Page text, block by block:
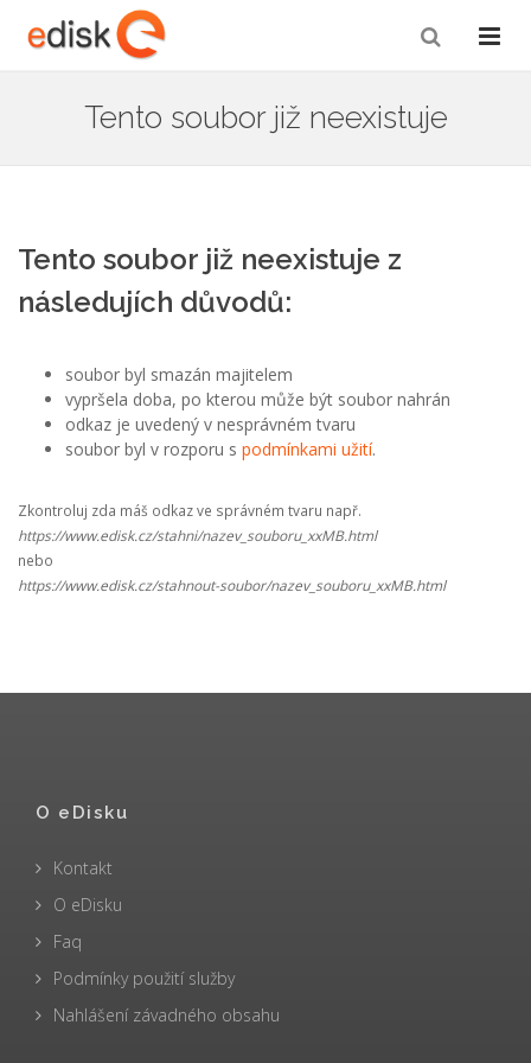
Tento soubor již neexistuje
Tento soubor již neexistuje z
následujích důvodů:
soubor byl smazán majitelem
vypršela doba, po kterou může být soubor nahrán
odkaz je uvedený v nesprávném tvaru
soubor byl v rozporu s podmínkami užití.
Zkontroluj zda máš odkaz ve správném tvaru např.
https://www.edisk.cz/stahni/nazev_souboru_xxMB.html
nebo
https://www.edisk.cz/stahnout-soubor/nazev_souboru_xxMB.html
O eDisku
Kontakt
O eDisku
Faq
Podmínky použití služby
Nahlášení závadného obsahu